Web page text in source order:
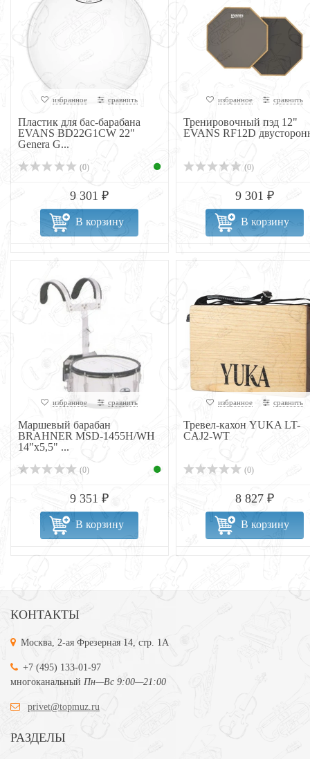
избранное сравнить
Пластик для бас-барабана
EVANS BD22G1CW 22"
Genera G...
(0)
9 301 ₽
В корзину
избранное сравнить
Тренировочный пэд 12"
EVANS RF12D
(0)
9 301 ₽
В корзину
избранное сравнить
Маршевый барабан
BRAHNER MSD-1455H/WH
14"х5,5" ...
(0)
9 351 ₽
В корзину
избранное сравнить
Тревел-кахон YUKA LT-
CAJ2-WT
(0)
8 827 ₽
В корзину
КОНТАКТЫ
Москва, 2-ая Фрезерная 14, стр. 1А
+7 (495) 133-01-97
многоканальный Пн—Вс 9:00—21:00
privet@topmuz.ru
РАЗДЕЛЫ